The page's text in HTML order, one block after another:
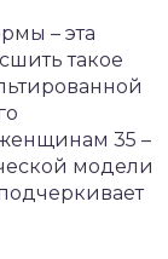
– эта
такое
35 –
модели